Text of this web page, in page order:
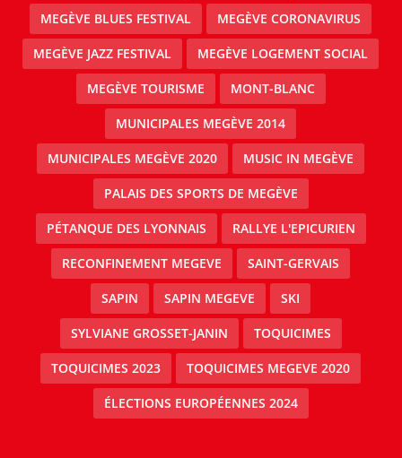
MEGÈVE BLUES FESTIVAL MEGÈVE CORONAVIRUS
MEGÈVE JAZZ FESTIVAL MEGÈVE LOGEMENT SOCIAL
MEGÈVE TOURISME MONT-BLANC
MUNICIPALES MEGÈVE 2014
MUNICIPALES MEGÈVE 2020 MUSIC IN MEGÈVE
PALAIS DES SPORTS DE MEGÈVE
PÉTANQUE DES LYONNAIS RALLYE L'EPICURIEN
RECONFINEMENT MEGEVE SAINT-GERVAIS
SAPIN SAPIN MEGEVE SKI
SYLVIANE GROSSET-JANIN TOQUICIMES
TOQUICIMES 2023 TOQUICIMES MEGEVE 2020
ÉLECTIONS EUROPÉENNES 2024